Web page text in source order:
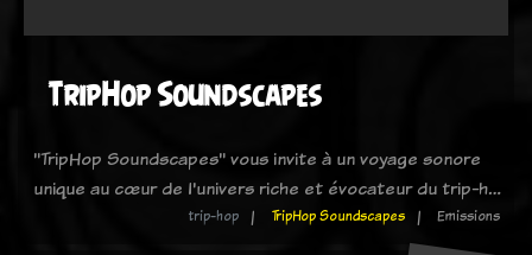
TripHop Soundscapes
"TripHop Soundscapes" vous invite à un voyage sonore
unique au cœur de l'univers riche et évocateur du trip-h…
trip-hop TripHop Soundscapes Emissions